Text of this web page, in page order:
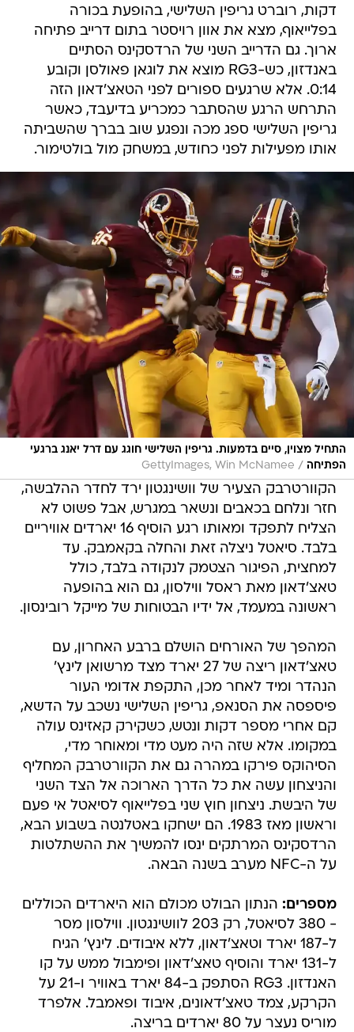
דקות, רוברט גריפין השלישי, בהופעת בכורה
בפלייאוף, מצא את אוון רויסטר בתום דרייב פתיחה
ארוך. גם הדרייב השני של הרדסקינס הסתיים
באנדזון, כש-RG3 מוצא את לוגאן פאולסן וקובע
0:14. אלא שרגעים ספורים לפני הטאצ'דאון הזה
התרחש הרגע שהסתבר כמכריע בדיעבד, כאשר
גריפין השלישי ספג מכה ונפגע שוב בברך שהשביתה
אותו מפעילות לפני כחודש, במשחק מול בולטימור.
התחיל מצוין, סיים בדמעות. גריפין השלישי חוגג עם דרל יאנג ברגעי
הפתיחה /
GettyImages, Win McNamee
הקוורטרבק הצעיר של וושינגטון ירד לחדר ההלבשה,
חזר ונלחם בכאבים ונשאר במגרש, אבל פשוט לא
הצליח לתפקד ומאותו רגע הוסיף 16 יארדים אוויריים
בלבד. סיאטל ניצלה זאת והחלה בקאמבק. עד
למחצית, הפיגור הצטמק לנקודה בלבד, כולל
טאצ'דאון מאת ראסל ווילסון, גם הוא בהופעה
ראשונה במעמד, אל ידיו הבטוחות של מייקל רובינסון.
המהפך של האורחים הושלם ברבע האחרון, עם
טאצ'דאון ריצה של 27 יארד מצד מרשואן לינץ'
הנהדר ומיד לאחר מכן, התקפת אדומי העור
פיספסה את הסנאפ, גריפין השלישי נשכב על הדשא,
קם אחרי מספר דקות ונטש, כשקירק קאזינס עולה
במקומו. אלא שזה היה מעט מדי ומאוחר מדי,
הסיהוקס פירקו במהרה גם את הקוורטרבק המחליף
והניצחון עשה את כל הדרך הארוכה אל הצד השני
של היבשת. ניצחון חוץ שני בפלייאוף לסיאטל אי פעם
וראשון מאז 1983. הם ישחקו באטלנטה בשבוע הבא,
הרדסקינס המרתקים ינסו להמשיך את ההשתלטות
על ה-NFC מערב בשנה הבאה.
מספרים: הנתון הבולט מכולם הוא היארדים הכוללים
- 380 לסיאטל, רק 203 לוושינגטון. ווילסון מסר
ל-187 יארד וטאצ'דאון, ללא איבודים. לינץ' הגיח
ל-131 יארד והוסיף טאצ'דאון ופימבול ממש על קו
האנדזון. RG3 הסתפק ב-84 יארד באוויר ו-21 על
הקרקע, צמד טאצ'דאונים, איבוד ופאמבל. אלפרד
מוריס נעצר על 80 יארדים בריצה.